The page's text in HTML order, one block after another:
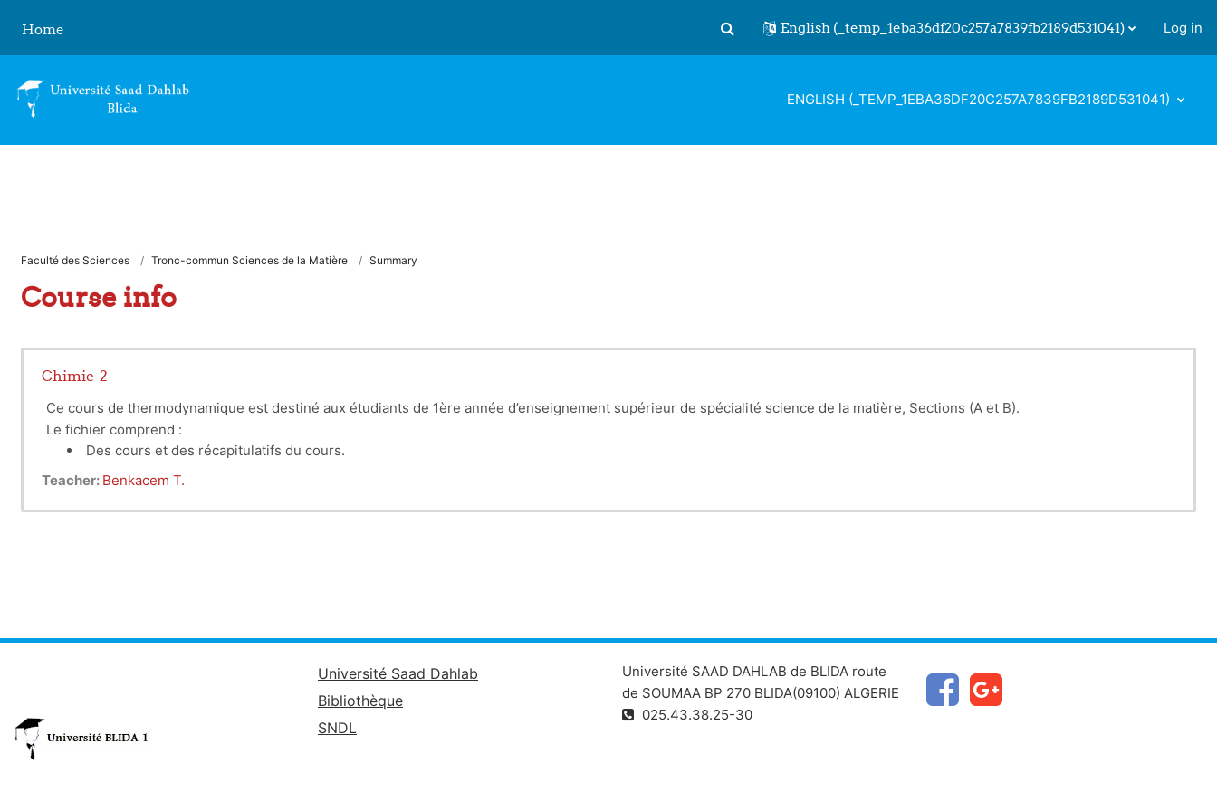
Home
Toggle search input
English ‎(_temp_1eba36df20c257a7839fb2189d531041)‎ Log in
ENGLISH ‎(_TEMP_1EBA36DF20C257A7839FB2189D531041)‎
Faculté des Sciences Tronc-commun Sciences de la Matière Summary
Course info
Chimie-2
Ce cours de thermodynamique est destiné aux étudiants de 1ère année d’enseignement supérieur de spécialité science de la matière, Sections (A et B).
Le fichier comprend :
Des cours et des récapitulatifs du cours.
Des séries de travaux dirigés.
Teacher: Benkacem T.
Université Saad Dahlab
Bibliothèque
SNDL
Université SAAD DAHLAB de BLIDA route
de SOUMAA BP 270 BLIDA(09100) ALGERIE
025.43.38.25-30